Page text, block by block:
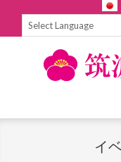
Navigation
イ